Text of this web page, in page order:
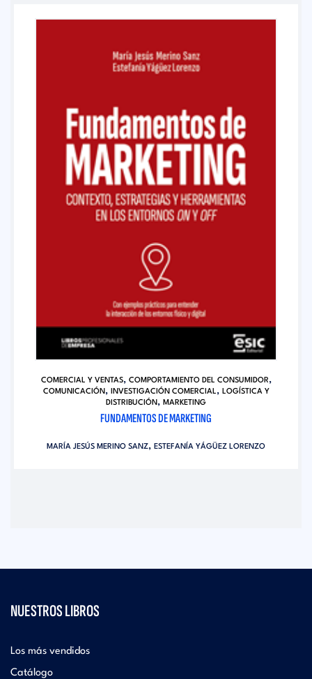
COMERCIAL Y VENTAS, COMPORTAMIENTO DEL CONSUMIDOR,
COMUNICACIÓN, INVESTIGACIÓN COMERCIAL, LOGÍSTICA Y
DISTRIBUCIÓN, MARKETING
FUNDAMENTOS DE MARKETING
MARÍA JESÚS MERINO SANZ, ESTEFANÍA YÁGÜEZ LORENZO
NUESTROS LIBROS
Los más vendidos
Catálogo